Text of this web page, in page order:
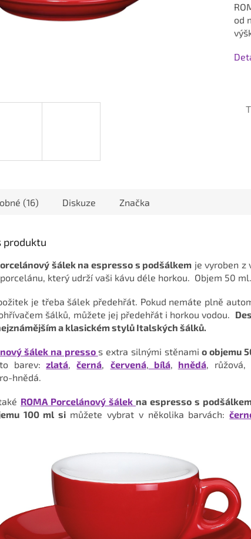
od
(16) Diskuze Značka
produktu
šálek na espresso s podšálkem je vyroben z
který udrží vaši kávu déle horkou. Objem 50 ml.
je třeba šálek předehřát. Pokud nemáte plně
šálků, můžete jej předehřát i horkou vodou.
a klasickém stylů Italských šálků.
šálek na presso s extra silnými stěnami o objemu
barev: zlatá,černá, červená, bílá, hnědá, růžová,
hnědá.
ROMA Porcelánový šálek na espresso s
100 ml si můžete vybrat v několika barvách: